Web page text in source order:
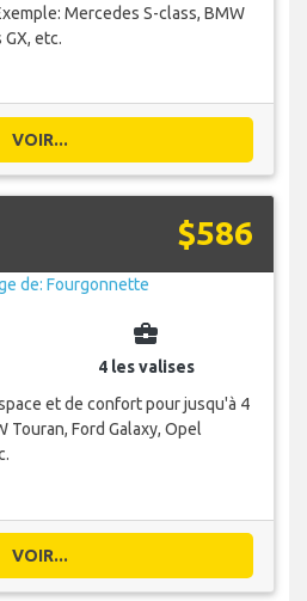
Mercedes S-class, BMW
GX, etc.
VOIR...
$586
business_center
4 les valises
et de confort pour jusqu'à 4
Touran, Ford Galaxy, Opel
VOIR...